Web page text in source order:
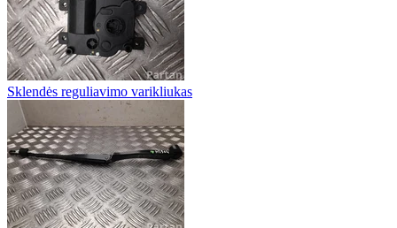
Sklendės reguliavimo varikliukas